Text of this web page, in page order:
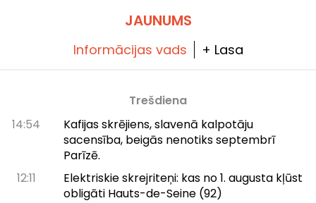
JAUNUMS
Informācijas vads + Lasa
Trešdiena
14:54
Kafijas skrējiens, slavenā kalpotāju
sacensība, beigās nenotiks septembrī
Parīzē.
12:11
Elektriskie skrejriteņi: kas no 1. augusta kļūst
obligāti Hauts-de-Seine (92)